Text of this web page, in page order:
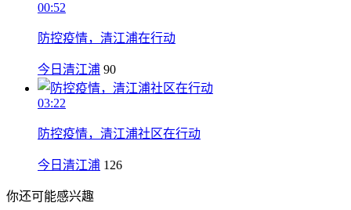
00:52
防控疫情，清江浦在行动
今日清江浦 90
03:22
防控疫情，清江浦社区在行动
今日清江浦 126
你还可能感兴趣